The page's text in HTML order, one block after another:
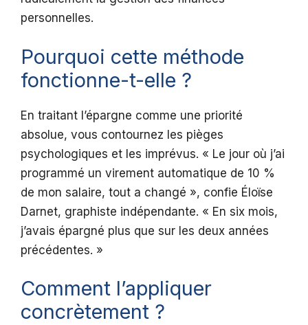
personnelles.
Pourquoi cette méthode
fonctionne-t-elle ?
En traitant l’épargne comme une priorité
absolue, vous contournez les pièges
psychologiques et les imprévus. « Le jour où j’ai
programmé un virement automatique de 10 %
de mon salaire, tout a changé », confie Éloïse
Darnet, graphiste indépendante. « En six mois,
j’avais épargné plus que sur les deux années
précédentes. »
Comment l’appliquer
concrètement ?